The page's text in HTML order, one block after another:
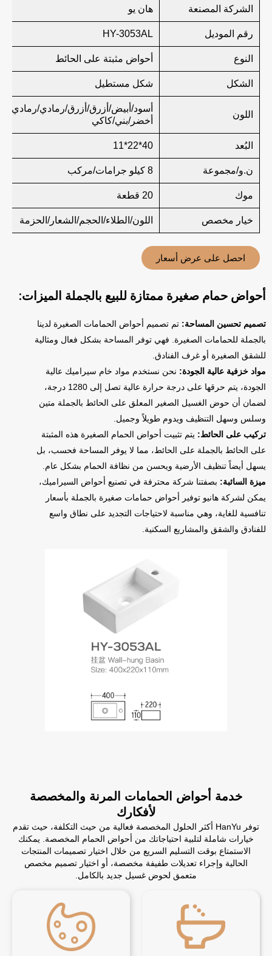
الشركة المصنعة هان يو
رقم الموديل HY-3053AL
النوع أحواض مثبتة على الحائط
الشكل شكل مستطيل
اللون
أسود/أبيض/أزرق/أزرق/رمادي/رمادي/
أخضر/بني/كاكي
البُعد 40*22*11
ن.و/مجموعة 8 كيلو جرامات/مركب
موك 20 قطعة
خيار مخصص اللون/الطلاء/الحجم/الشعار/الحزمة
احصل على عرض أسعار
أحواض حمام صغيرة ممتازة للبيع بالجملة الميزات:
تصميم تحسين المساحة: تم تصميم أحواض الحمامات الصغيرة لدينا
بالجملة للحمامات الصغيرة. فهي توفر المساحة بشكل فعال ومثالية
للشقق الصغيرة أو غرف الفنادق.
مواد خزفية عالية الجودة: نحن نستخدم مواد خام سيراميك عالية
الجودة، يتم حرقها على درجة حرارة عالية تصل إلى 1280 درجة،
لضمان أن حوض الغسيل الصغير المعلق على الحائط بالجملة متين
وسلس وسهل التنظيف ويدوم طويلاً وجميل.
تركيب على الحائط: يتم تثبيت أحواض الحمام الصغيرة هذه المثبتة
على الحائط بالجملة على الحائط، مما لا يوفر المساحة فحسب، بل
يسهل أيضاً تنظيف الأرضية ويحسن من نظافة الحمام بشكل عام.
ميزة السائبة: بصفتنا شركة محترفة في تصنيع أحواض السيراميك،
يمكن لشركة هانيو توفير أحواض حمامات صغيرة بالجملة بأسعار
تنافسية للغاية، وهي مناسبة لاحتياجات التجديد على نطاق واسع
للفنادق والشقق والمشاريع السكنية.
خدمة أحواض الحمامات المرنة والمخصصة
لأفكارك
توفر HanYu أكثر الحلول المخصصة فعالية من حيث التكلفة، حيث تقدم
خيارات شاملة لتلبية احتياجاتك من أحواض الحمام المخصصة. يمكنك
الاستمتاع بوقت التسليم السريع من خلال اختيار تصميمات المنتجات
الحالية وإجراء تعديلات طفيفة مخصصة، أو اختيار تصميم مخصص
متعمق لحوض غسيل جديد بالكامل.